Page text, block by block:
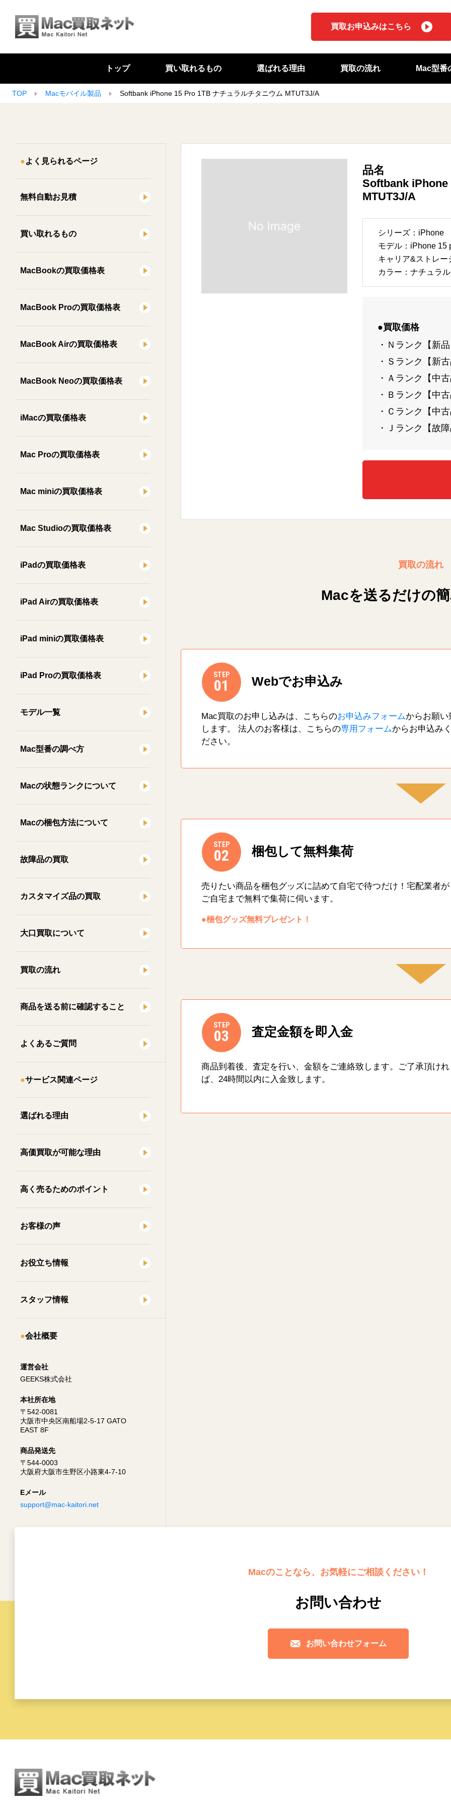
買取お申込みはこちら
トップ 買い取れるもの 選ばれる理由 買取の流れ Mac型番
TOP Macモバイル製品 Softbank iPhone 15 Pro 1TB ナチュラルチタニウム MTUT3J/A
よく見られるページ
無料自動お見積
買い取れるもの
MacBookの買取価格表
MacBook Proの買取価格表
MacBook Airの買取価格表
MacBook Neoの買取価格表
iMacの買取価格表
Mac Proの買取価格表
Mac miniの買取価格表
Mac Studioの買取価格表
iPadの買取価格表
iPad Airの買取価格表
iPad miniの買取価格表
iPad Proの買取価格表
モデル一覧
Mac型番の調べ方
Macの状態ランクについて
Macの梱包方法について
故障品の買取
カスタマイズ品の買取
大口買取について
買取の流れ
商品を送る前に確認すること
よくあるご質問
サービス関連ページ
選ばれる理由
高価買取が可能な理由
高く売るためのポイント
お客様の声
お役立ち情報
スタッフ情報
会社概要
運営会社
GEEKS株式会社
本社所在地
〒542-0081
大阪市中央区南船場2-5-17 GATO
EAST 8F
商品発送先
〒544-0003
大阪府大阪市生野区小路東4-7-10
Eメール
support@mac-kaitori.net
品名
Softbank
MTUT3J/A
シリーズ：iPhone
モデル：iPhone 15
キャリア&ストレ
カラー：ナチュラ
●買取価格
・Ｎランク【新
・Ｓランク【新
・Ａランク【中
・Ｂランク【中
・Ｃランク【中
・Ｊランク【故
買取の流れ
Macを送るだけの
STEP
01 Webでお申込み
Mac買取のお申し込みは、こちらのお申込みフォームからお願い
します。 法人のお客様は、こちらの専用フォームからお申込み
ださい。
STEP
02 梱包して無料集荷
売りたい商品を梱包グッズに詰めて自宅で待つだけ！宅配業者が
ご自宅まで無料で集荷に伺います。
●梱包グッズ無料プレゼント！
STEP
03 査定金額を即入金
商品到着後、査定を行い、金額をご連絡致します。ご了承頂けれ
ば、24時間以内に入金致します。
Macのことなら、お気軽にご相談ください！
お問い合わせ
お問い合わせフォーム